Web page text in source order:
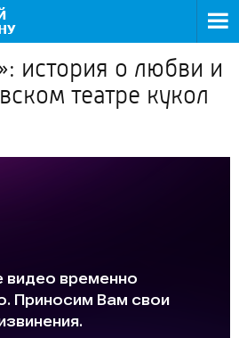
история о любви и
театре кукол